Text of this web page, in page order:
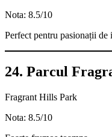
Nota: 8.5/10
Perfect pentru pasionații de
24. Parcul
Fragrant Hills Park
Nota: 8.5/10